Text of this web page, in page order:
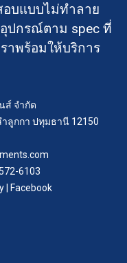
บแบบไม่ทำลาย
ปกรณ์ตาม spec ที่
าพร้อมให้บริการ
ส์ จำกัด
ลูกกา ปทุมธานี 12150
6103
| Facebook